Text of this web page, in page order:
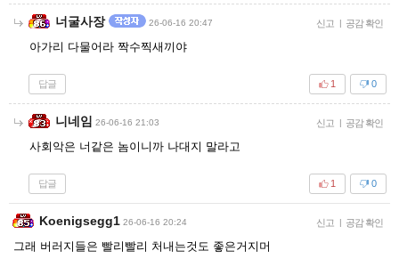
너굴사장 26-06-16 20:47 신고 | 공감 확인
아가리 다물어라 짝수찍새끼야
답글 0
1
니네임 26-06-16 21:03 신고 | 공감 확인
사회악은 너같은 놈이니까 나대지 말라고
답글 0
1
Koenigsegg1 26-06-16 20:24 신고 | 공감 확인
그래 버러지들은 빨리빨리 처내는것도 좋은거지머